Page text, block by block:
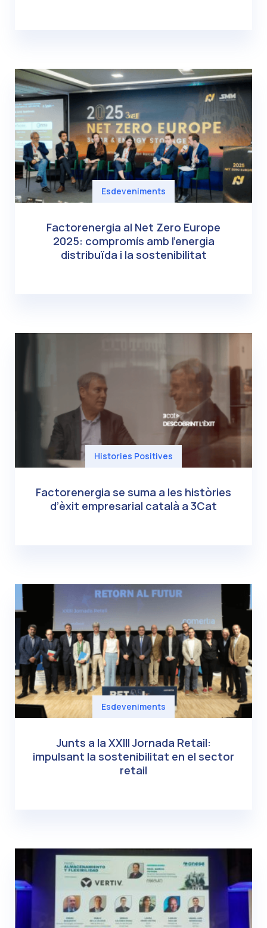
Esdeveniments
Factorenergia al Net Zero Europe
2025: compromís amb l’energia
distribuïda i la sostenibilitat
Histories Positives
Factorenergia se suma a les històries
d’èxit empresarial català a 3Cat
Esdeveniments
Junts a la XXIII Jornada Retail:
impulsant la sostenibilitat en el sector
retail